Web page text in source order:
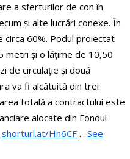
a sferturilor de con în
și alte lucrări conexe. În
60%. Podul proiectat
metri și o lățime de 10,50
de circulație și două
va fi alcătuită din trei
totală a contractului este
alocate din Fondul
shorturl.at/Hn6CF ... See